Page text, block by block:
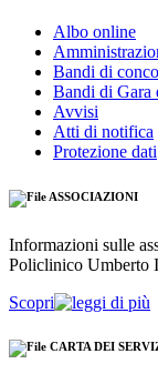
Albo online
Bandi di
Bandi di Gara
Avvisi
Atti di notifica
Protezione dati
ASSOCIAZIONI
Informazioni sulle
Policlinico Umberto I
Scopri
CARTA DEI